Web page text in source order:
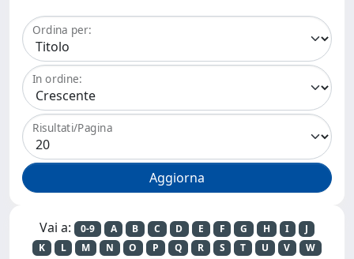
Ordina per:
In ordine:
Risultati/Pagina
Vai a: 0-9 A B C D E F G H I
J
K
L M N O P Q R S T U V
W